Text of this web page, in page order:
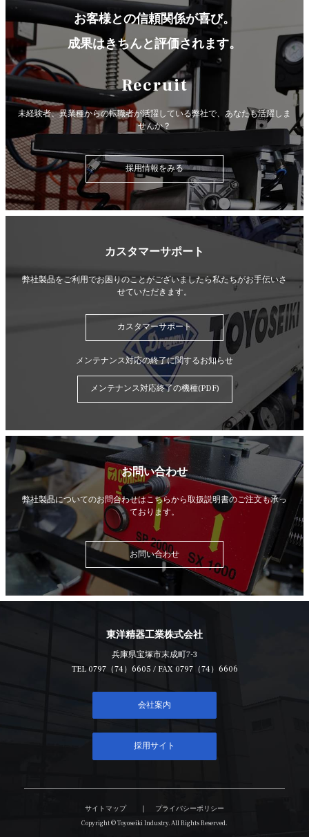
お客様との信頼関係が喜び。
成果はきちんと評価されます。
Recruit
未経験者、異業種からの転職者が活躍している弊社で、 あなたも活躍しま
せんか？
採用情報をみる
カスタマーサポート
弊社製品をご利用でお困りのことがございましたら私たちがお手伝いさ
せていただきます。
カスタマーサポート
メンテナンス対応の終了に関するお知らせ
メンテナンス対応終了の機種(PDF)
お問い合わせ
弊社製品についてのお問合わせはこちらから取扱説明書のご注文も承っ
ております。
お問い合わせ
東洋精器工業株式会社
兵庫県宝塚市末成町7-3
TEL 0797（74）6605 / FAX 0797（74）6606
会社案内
採用サイト
サイトマップ
プライバシーポリシー
Copyright © Toyoseiki Industry. All Rights Reserved.